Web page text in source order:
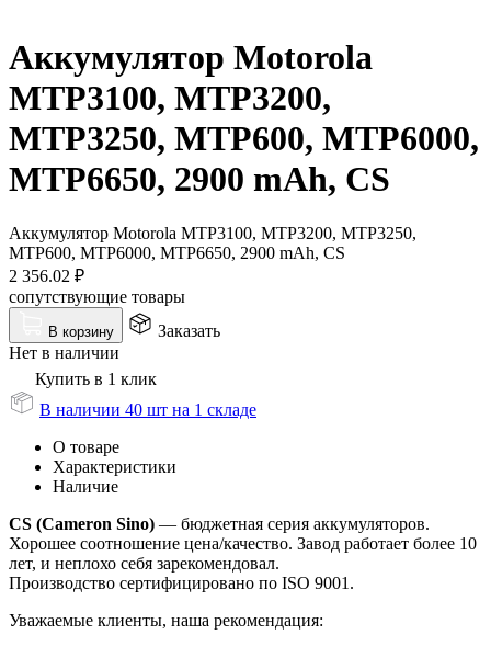
Аккумулятор Motorola
MTP3100, MTP3200,
MTP3250, MTP600, MTP6000,
MTP6650, 2900 mAh, CS
Аккумулятор Motorola MTP3100, MTP3200, MTP3250,
MTP600, MTP6000, MTP6650, 2900 mAh, CS
2 356.02 ₽
сопутствующие товары
В корзину
Заказать
Нет в наличии
Купить в 1 клик
В наличии 40 шт на 1 складе
О товаре
Характеристики
Наличие
CS (Cameron Sino) — бюджетная серия аккумуляторов.
Хорошее соотношение цена/качество. Завод работает более 10
лет, и неплохо себя зарекомендовал.
Производство сертифицировано по ISO 9001.
Уважаемые клиенты, наша рекомендация: